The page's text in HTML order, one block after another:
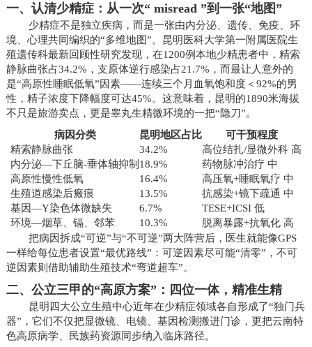
一、认清少精症：从一次“ misread ”到一张“地图”
少精症不是独立疾病，而是一张由内分泌、遗传、免疫、环
境、心理共同编织的“多维地图”。昆明医科大学第一附属医院生
殖遗传科最新回顾性研究发现，在1200例本地少精患者中，精索
静脉曲张占34.2%，支原体逆行感染占21.7%，而最让人意外的
是“高原性睡眠低氧”因素——连续三个月血氧饱和度＜92%的男
性，精子浓度下降幅度可达45%。这意味着，昆明的1890米海拔
不只是旅游卖点，更是睾丸生精微环境的一把“隐刀”。
病因分类
昆明地区占比
可干预程度
精索静脉曲张
34.2%
高位结扎/显微外科 高
内分泌—下丘脑-垂体轴抑制 18.9%
药物脉冲治疗 中
高原性慢性低氧
16.4%
高压氧+睡眠氧疗 中
生殖道感染后瘢痕
13.5%
抗感染+镜下疏通 中
基因—Y染色体微缺失
6.7%
TESE+ICSI 低
环境—烟草、镉、邻苯
10.3%
脱离暴露+抗氧化 高
把病因拆成“可逆”与“不可逆”两大阵营后，医生就能像GPS
一样给每位患者设置“最优路线”：可逆因素尽可能“清零”，不可
逆因素则借助辅助生殖技术“弯道超车”。
二、公立三甲的“高原方案”：四位一体，精准生精
昆明四大公立生殖中心近年在少精症领域各自形成了“独门兵
器”，它们不仅把显微镜、电镜、基因检测搬进门诊，更把云南特
色高原病学、民族药资源同步纳入临床路径。